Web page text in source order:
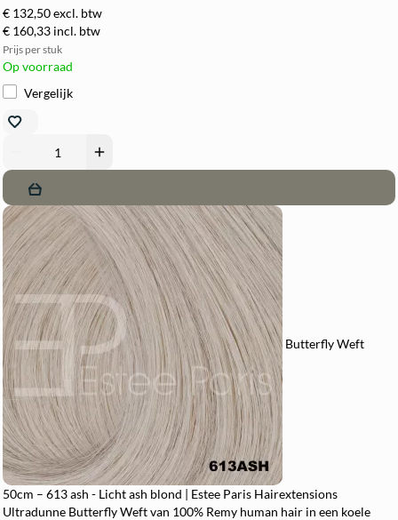
€ 132,50excl. btw
€ 160,33 incl. btw
Prijs per stuk
Op voorraad
Vergelijk
add
Butterfly Weft
50cm – 613 ash - Licht ash blond | Estee Paris Hairextensions
Ultradunne Butterfly Weft van 100% Remy human hair in een koele